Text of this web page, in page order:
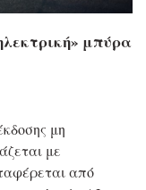
μπύρα
μη
με
από